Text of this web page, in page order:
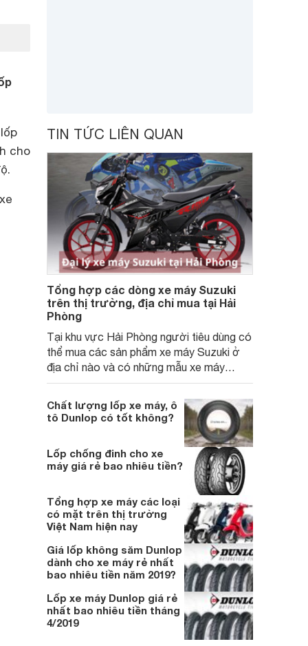
cho
TIN TỨC LIÊN QUAN
Tổng hợp các dòng xe máy Suzuki
trên thị trường, địa chỉ mua tại Hải
Phòng
Tại khu vực Hải Phòng người tiêu dùng có
thể mua các sản phẩm xe máy Suzuki ở
địa chỉ nào và có những mẫu xe máy
Suzuki nào hiện đang kinh doanh trên thị
trường. Cùng chúng tôi tìm hiểu trong bài
viết.
Chất lượng lốp xe máy, ô
tô Dunlop có tốt không?
Lốp chống đinh cho xe
máy giá rẻ bao nhiêu tiền?
Tổng hợp xe máy các loại
có mặt trên thị trường
Việt Nam hiện nay
Giá lốp không săm Dunlop
dành cho xe máy rẻ nhất
bao nhiêu tiền năm 2019?
Lốp xe máy Dunlop giá rẻ
nhất bao nhiêu tiền tháng
4/2019